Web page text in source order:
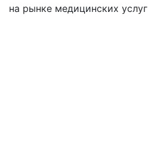
на рынке медицинских услуг